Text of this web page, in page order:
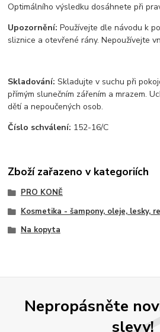
Optimálního výsledku dosáhnete při
Upozornění: Používejte dle návodu k
sliznice a otevřené rány. Nepoužívejte
Skladování: Skladujte v suchu při
přímým slunečním zářením a mrazem.
dětí a nepoučených osob.
Číslo schválení: 152-16/C
Zboží zařazeno v kategoriích
PRO KONĚ
Kosmetika - šampony, oleje, lesky,
Na kopyta
Nepropásněte
slevy!